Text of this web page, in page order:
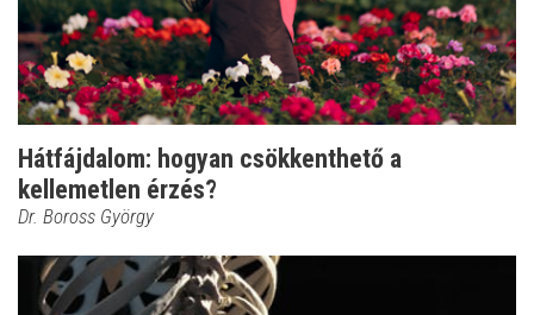
Hátfájdalom: hogyan csökkenthető a
kellemetlen érzés?
Dr. Boross György